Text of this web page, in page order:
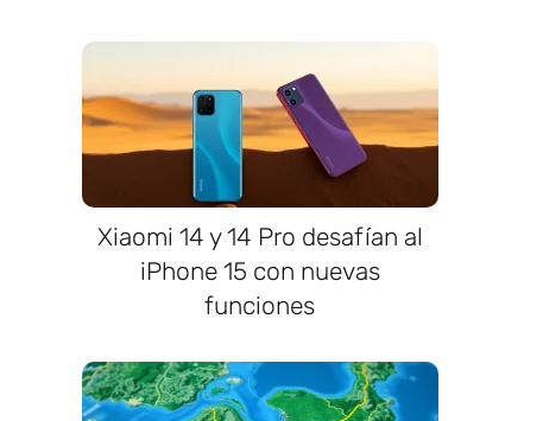
Xiaomi 14 y 14 Pro desafían al
iPhone 15 con nuevas
funciones